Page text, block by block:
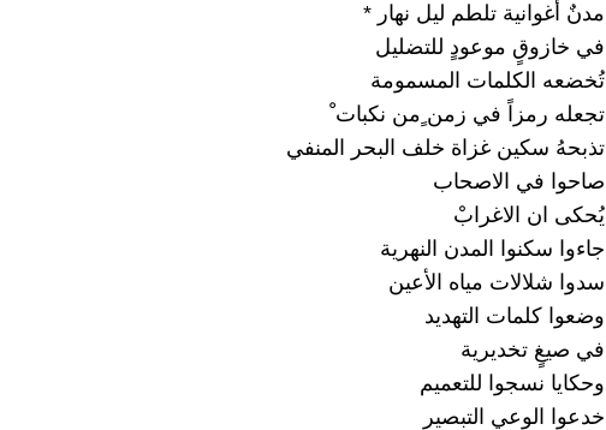
مدنٌ أغوانية تلطم ليل نهار *
في خازوقٍ موعودٍ للتضليل
تُخضعه الكلمات المسمومة
تجعله رمزاً في زمن ٍمن نكبات ْ
تذبحهُ سكين غزاة خلف البحر المنفي
صاحوا في الاصحاب
يُحكى ان الاغرابْ
جاءوا سكنوا المدن النهرية
سدوا شلالات مياه الأعين
وضعوا كلمات التهديد
في صيغٍ تخديرية
وحكايا نسجوا للتعميم
خدعوا الوعي التبصير